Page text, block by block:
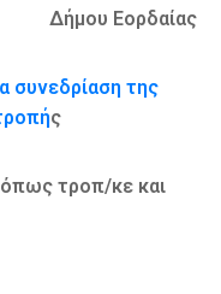
Δήμου Εορδαίας
συνεδρίαση της
ς
τροπ/κε και